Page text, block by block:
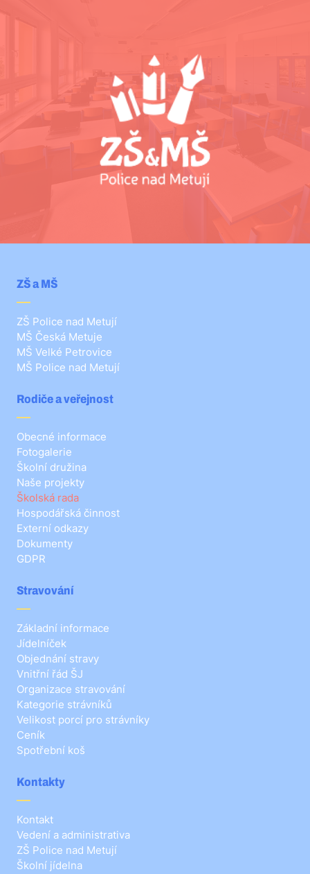
ZŠ a MŠ
ZŠ Police nad Metují
MŠ Česká Metuje
MŠ Velké Petrovice
MŠ Police nad Metují
Rodiče a veřejnost
Obecné informace
Fotogalerie
Školní družina
Naše projekty
Školská rada
Hospodářská činnost
Externí odkazy
Dokumenty
GDPR
Stravování
Základní informace
Jídelníček
Objednání stravy
Vnitřní řád ŠJ
Organizace stravování
Kategorie strávníků
Velikost porcí pro strávníky
Ceník
Spotřební koš
Kontakty
Kontakt
Vedení a administrativa
ZŠ Police nad Metují
Školní jídelna